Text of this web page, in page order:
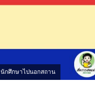
นักศึกษาไปนอกสถาน